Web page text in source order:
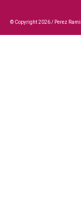
© Copyright 2026 / Perez